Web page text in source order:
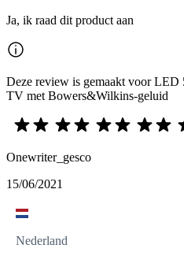
Ja, ik raad dit product aan
Deze review is gemaakt voor
TV met Bowers&Wilkins-geluid
Onewriter_gesco
15/06/2021
Nederland